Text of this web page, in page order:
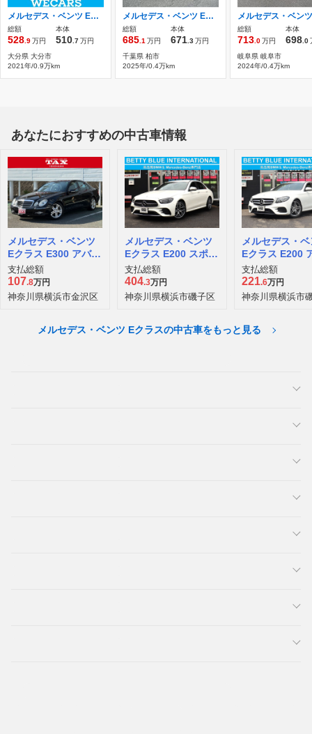
メルセデス・ベンツ Eクラス E200 スポーツ (BSG搭載モデル) サンルーフ/純正 SDナビ/衝突安全装置/シー
総額
528 .9万円
本体
510 .7万円
大分県 大分市
2021年/0.9万km
メルセデス・ベンツ Eクラス E200 アバンギャルド AMGラインパッケージ (ISG搭載モデル) MP202501
総額
685 .1 万円
本体
671 .3万円
千葉県 柏市
2025年/0.4万km
総額
713 .0万円
本体
698 .0
岐阜県 岐阜市
2024年/0.4万km
あなたにおすすめの中古車情報
メルセデス・ベンツ
Eクラス E300 アバン
ギャルド リミテッド
支払総額
107.8万円
神奈川県横浜市金沢区
メルセデス・ベンツ
Eクラス E200 スポー
ツ (BSG搭載モデル)
支払総額
404.3万円
神奈川県横浜市磯子区
メルセデス・
Eクラス E200
ギャルド スポ
支払総額
221.6万円
神奈川県横浜市
メルセデス・ベンツ Eクラスの中古車をもっと見る